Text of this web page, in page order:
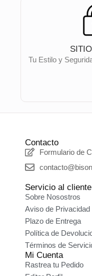
Tu Estilo y
Contacto
Formulario de
Servicio al cliente
Sobre Nosostros
Aviso de Privacidad
Plazo de Entrega
Política de
Términos de
Mi Cuenta
Rastrea tu Pedido